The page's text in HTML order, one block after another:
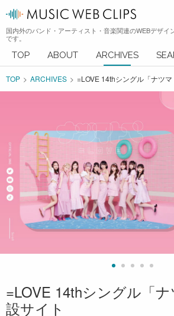
国内外のバンド・アーティスト・音楽関連のWEBデザイ
です。
TOP ABOUT ARCHIVES
TOP ARCHIVES =LOVE 14thシングル「ナツ
=LOVE 14thシングル「
設サイト